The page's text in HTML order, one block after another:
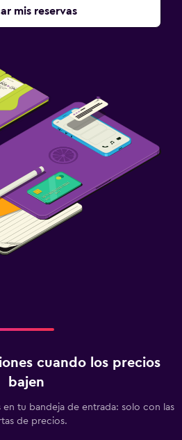
mis reservas
cuando los precios
bajen
tu bandeja de entrada: solo con las
de precios.